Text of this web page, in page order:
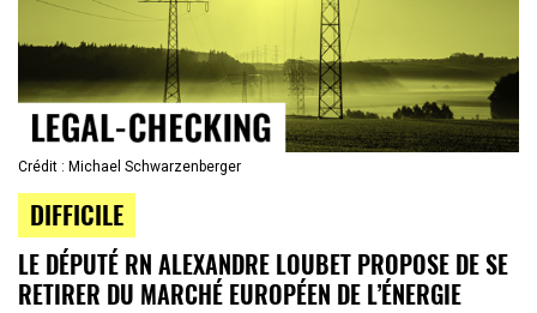
Crédit : Michael Schwarzenberger
DIFFICILE
LE DÉPUTÉ RN ALEXANDRE LOUBET PROPOSE DE SE
RETIRER DU MARCHÉ EUROPÉEN DE L’ÉNERGIE